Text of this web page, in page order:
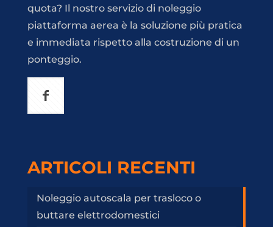
quota? Il nostro servizio di noleggio
piattaforma aerea è la soluzione più pratica
e immediata rispetto alla costruzione di un
ponteggio.
ARTICOLI RECENTI
Noleggio autoscala per trasloco o
buttare elettrodomestici